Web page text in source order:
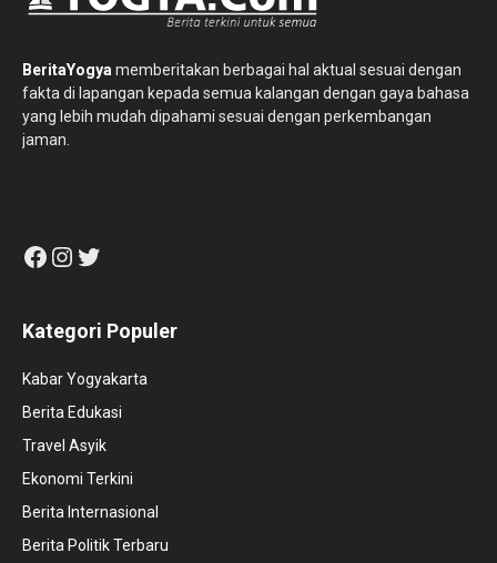
BeritaYogya memberitakan berbagai hal aktual sesuai dengan
fakta di lapangan kepada semua kalangan dengan gaya bahasa
yang lebih mudah dipahami sesuai dengan perkembangan
jaman.
Facebook
Instagram
Twitter
Kategori Populer
Kabar Yogyakarta
Berita Edukasi
Travel Asyik
Ekonomi Terkini
Berita Internasional
Berita Politik Terbaru